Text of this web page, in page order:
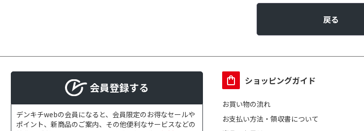
戻る
会員登録する
デンキチwebの会員になると、会員限定のお得なセールや
ポイント、新商品のご案内、その他便利なサービスなどの
ショッピングガイド
お買い物の流れ
お支払い方法・領収書について